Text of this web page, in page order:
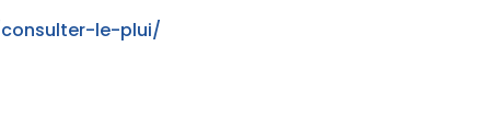
le-plui/